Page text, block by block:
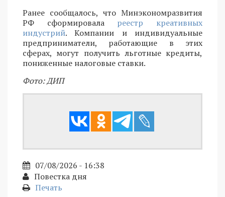
Ранее сообщалось, что Минэкономразвития
РФ сформировала реестр креативных
индустрий. Компании и индивидуальные
предприниматели, работающие в этих
сферах, могут получить льготные кредиты,
пониженные налоговые ставки.
Фото: ДИП
07/08/2026 - 16:38
Повестка дня
Печать